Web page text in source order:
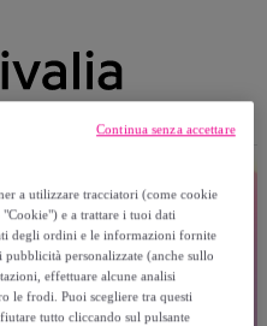
a utilizzare tracciatori (come cookie
e a trattare i tuoi dati
degli ordini e le informazioni fornite
personalizzate (anche sullo
effettuare alcune analisi
le frodi. Puoi scegliere tra questi
tutto cliccando sul pulsante
Continua senza accettare